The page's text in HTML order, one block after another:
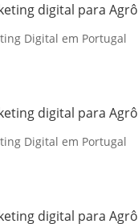
digital para
Digital em Portugal
digital para
Digital em Portugal
digital para